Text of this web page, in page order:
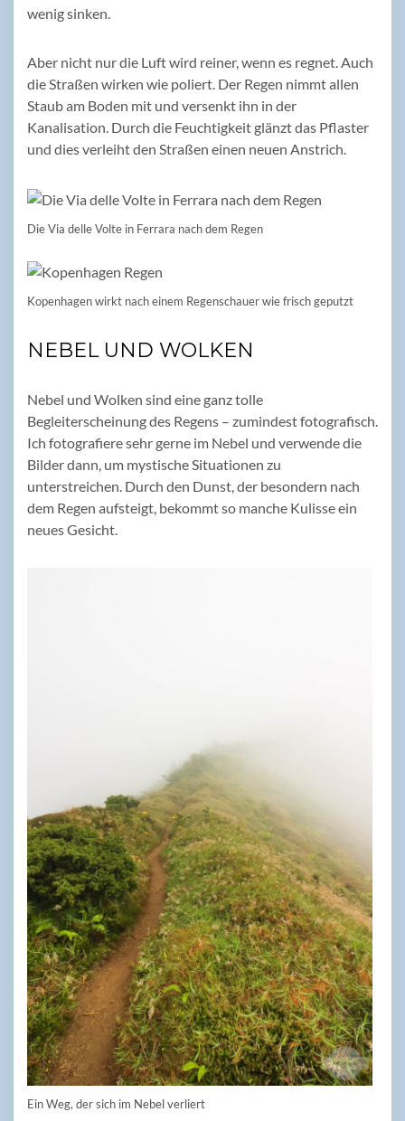
wenig sinken.
Aber nicht nur die Luft wird reiner, wenn es regnet. Auch
die Straßen wirken wie poliert. Der Regen nimmt allen
Staub am Boden mit und versenkt ihn in der
Kanalisation. Durch die Feuchtigkeit glänzt das Pflaster
und dies verleiht den Straßen einen neuen Anstrich.
Die Via delle Volte in Ferrara nach dem Regen
Kopenhagen wirkt nach einem Regenschauer wie frisch geputzt
NEBEL UND WOLKEN
Nebel und Wolken sind eine ganz tolle
Begleiterscheinung des Regens – zumindest fotografisch.
Ich fotografiere sehr gerne im Nebel und verwende die
Bilder dann, um mystische Situationen zu
unterstreichen. Durch den Dunst, der besondern nach
dem Regen aufsteigt, bekommt so manche Kulisse ein
neues Gesicht.
Ein Weg, der sich im Nebel verliert